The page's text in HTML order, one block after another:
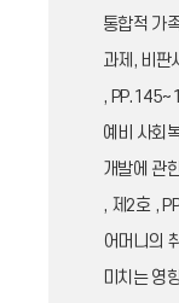
통합적 가
과제, 비판
,
예비 사회
개발에 관
, 제2호 ,
어머니의
미치는 영